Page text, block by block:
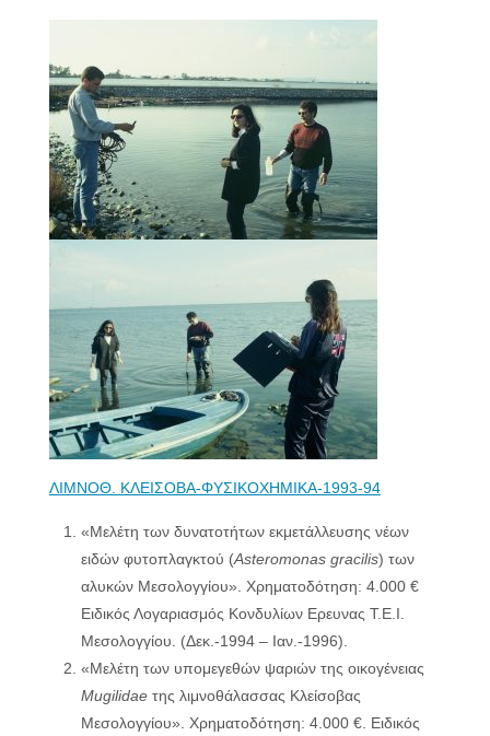
ΛΙΜΝΟΘ. ΚΛΕΙΣΟΒΑ-ΦΥΣΙΚΟΧΗΜΙΚΑ-1993-94
«Μελέτη των δυνατοτήτων εκμετάλλευσης νέων
ειδών φυτοπλαγκτού (Αsteromonas gracilis) των
αλυκών Μεσολογγίου». Χρηματοδότηση: 4.000 €
Ειδικός Λογαριασμός Κονδυλίων Ερευνας Τ.Ε.Ι.
Μεσολογγίου. (Δεκ.-1994 – Ιαν.-1996).
«Μελέτη των υπομεγεθών ψαριών της οικογένειας
Mugilidaeτης λιμνοθάλασσας Κλείσοβας
Μεσολογγίου». Χρηματοδότηση: 4.000 €. Ειδικός